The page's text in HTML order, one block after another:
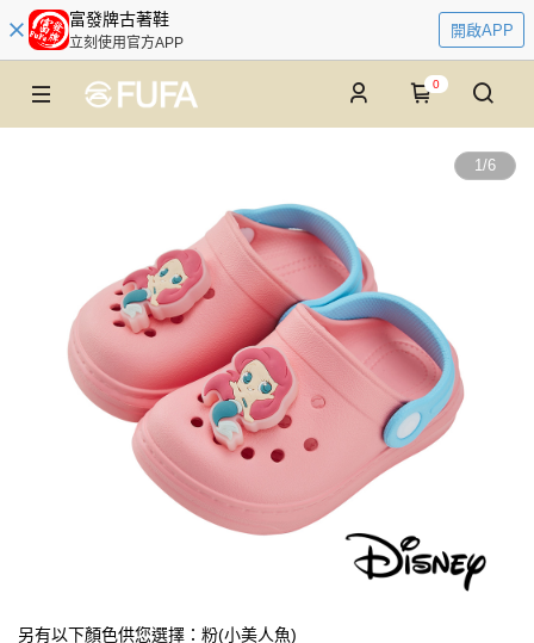
富發牌古著鞋
立刻使用官方APP
開啟APP
0
1/6
另有以下顏色供您選擇：粉(小美人魚)